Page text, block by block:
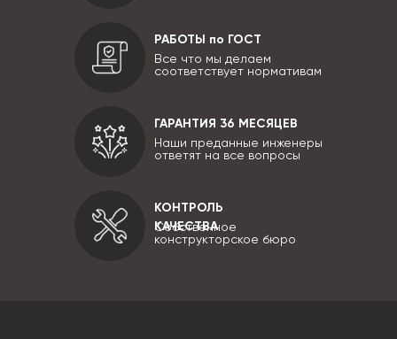
РАБОТЫ по ГОСТ
Все что мы делаем
соответствует нормативам
КОНТРОЛЬ
КАЧЕСТВА
Собственное
конструкторское бюро
ГАРАНТИЯ 36 МЕСЯЦЕВ
Наши преданные инженеры
ответят на все вопросы